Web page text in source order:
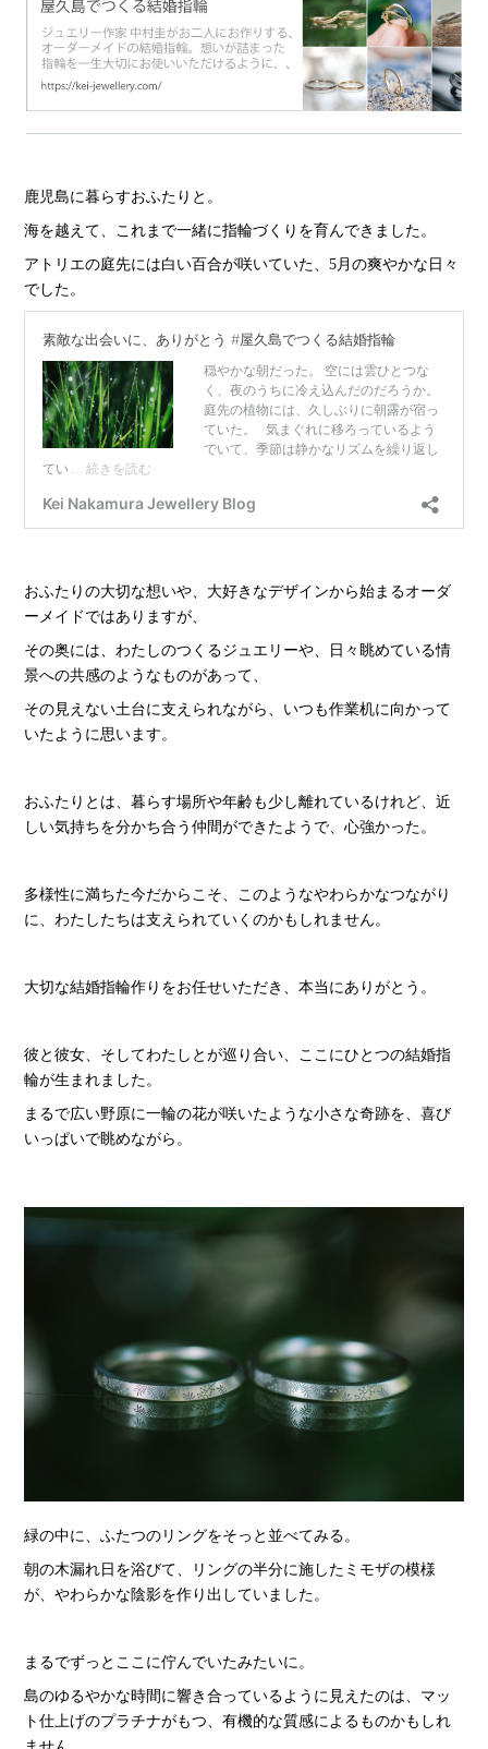
鹿児島に暮らすおふたりと。
海を越えて、これまで一緒に指輪づくりを育んできました。
アトリエの庭先には白い百合が咲いていた、5月の爽やかな日々
でした。
おふたりの大切な想いや、大好きなデザインから始まるオーダ
ーメイドではありますが、
その奥には、わたしのつくるジュエリーや、日々眺めている情
景への共感のようなものがあって、
その見えない土台に支えられながら、いつも作業机に向かって
いたように思います。
おふたりとは、暮らす場所や年齢も少し離れているけれど、近
しい気持ちを分かち合う仲間ができたようで、心強かった。
多様性に満ちた今だからこそ、このようなやわらかなつながり
に、わたしたちは支えられていくのかもしれません。
大切な結婚指輪作りをお任せいただき、本当にありがとう。
彼と彼女、そしてわたしとが巡り合い、ここにひとつの結婚指
輪が生まれました。
まるで広い野原に一輪の花が咲いたような小さな奇跡を、喜び
いっぱいで眺めながら。
緑の中に、ふたつのリングをそっと並べてみる。
朝の木漏れ日を浴びて、リングの半分に施したミモザの模様
が、やわらかな陰影を作り出していました。
まるでずっとここに佇んでいたみたいに。
島のゆるやかな時間に響き合っているように見えたのは、マッ
ト仕上げのプラチナがもつ、有機的な質感によるものかもしれ